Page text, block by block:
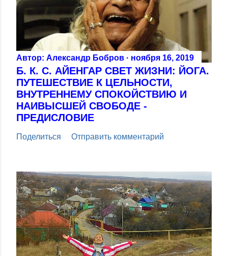
Автор: Александр Бобров ноября 16, 2019
Б. К. С. АЙЕНГАР СВЕТ ЖИЗНИ: ЙОГА.
ПУТЕШЕСТВИЕ К ЦЕЛЬНОСТИ,
ВНУТРЕННЕМУ СПОКОЙСТВИЮ И
НАИВЫСШЕЙ СВОБОДЕ -
ПРЕДИСЛОВИЕ
Поделиться Отправить комментарий